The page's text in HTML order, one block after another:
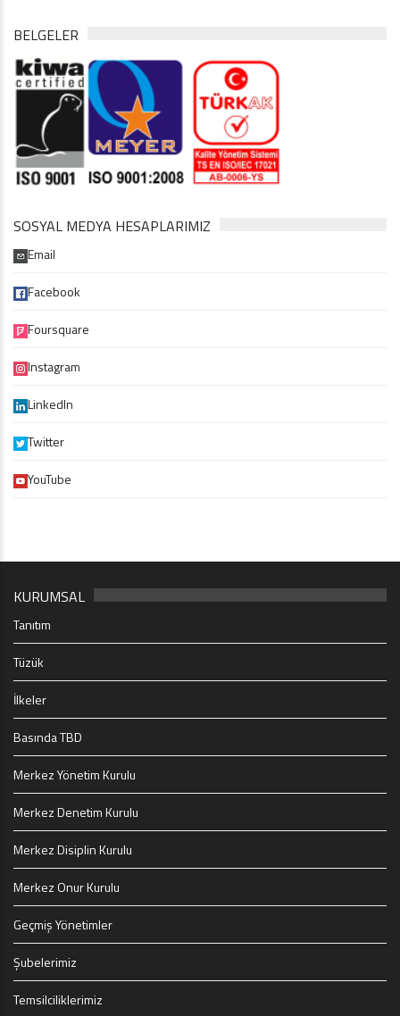
BELGELER
SOSYAL MEDYA HESAPLARIMIZ
Email
Facebook
Foursquare
Instagram
LinkedIn
Twitter
YouTube
KURUMSAL
Tanıtım
Tüzük
İlkeler
Basında TBD
Merkez Yönetim Kurulu
Merkez Denetim Kurulu
Merkez Disiplin Kurulu
Merkez Onur Kurulu
Geçmiş Yönetimler
Şubelerimiz
Temsilciliklerimiz